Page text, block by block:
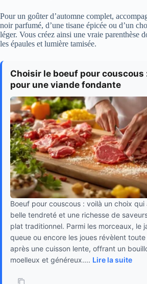
Pour un goûter d’automne complet,
noir parfumé, d’une tisane épicée ou d’un
léger. Vous créez ainsi une vraie parenthèse
les épaules et lumière tamisée.
Choisir le boeuf pour couscous
pour une viande fondante
Boeuf pour couscous : voilà un choix
belle tendreté et une richesse de
plat traditionnel. Parmi les morceaux, le
queue ou encore les joues révèlent
après une cuisson lente, offrant un
moelleux et généreux.... Lire la suite